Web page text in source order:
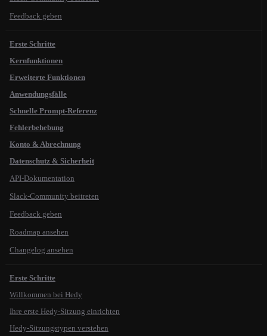
Feedback geben
Erste Schritte
Kernfunktionen
Erweiterte Funktionen
Anwendungsfälle
Schnelle Prompt-Referenz
Fehlerbehebung
Konto & Abrechnung
Datenschutz & Sicherheit
API-Dokumentation
Slack-Community beitreten
Feedback geben
Roadmap ansehen
Changelog ansehen
Erste Schritte
Willkommen bei Hedy
Ihre erste Hedy-Sitzung einrichten
Hedy-Sitzungstypen verstehen